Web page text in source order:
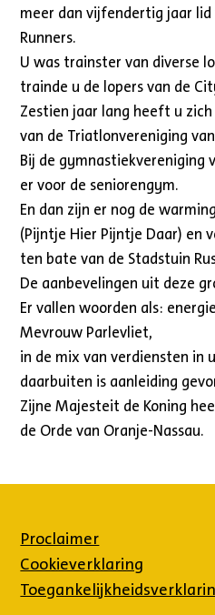
meer dan vijfendertig jaar lid
Runners.
U was trainster van diverse
trainde u de lopers van de
Zestien jaar lang heeft u
van de Triatlonvereniging
Bij de gymnastiekvereniging
er voor de seniorengym.
En dan zijn er nog de
(Pijntje Hier Pijntje Daar) en
ten bate van de Stadstuin
De aanbevelingen uit deze
Er vallen woorden als:
Mevrouw Parlevliet,
in de mix van verdiensten in
daarbuiten is aanleiding
Zijne Majesteit de Koning
de Orde van Oranje-Nassau.
Proclaimer
Cookieverklaring